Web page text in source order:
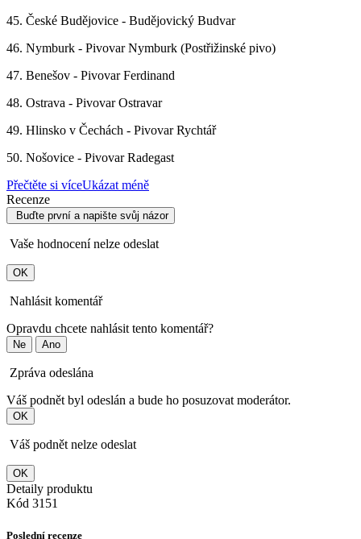
45. České Budějovice - Budějovický Budvar
46. Nymburk - Pivovar Nymburk (Postřižinské pivo)
47. Benešov - Pivovar Ferdinand
48. Ostrava - Pivovar Ostravar
49. Hlinsko v Čechách - Pivovar Rychtář
50. Nošovice - Pivovar Radegast
Přečtěte si víceUkázat méně
Recenze
Buďte první a napište svůj názor
Vaše hodnocení nelze odeslat
OK
Nahlásit komentář
Opravdu chcete nahlásit tento komentář?
Ne Ano
Zpráva odeslána
Váš podnět byl odeslán a bude ho posuzovat moderátor.
OK
Váš podnět nelze odeslat
OK
Detaily produktu
Kód 3151
Poslední recenze